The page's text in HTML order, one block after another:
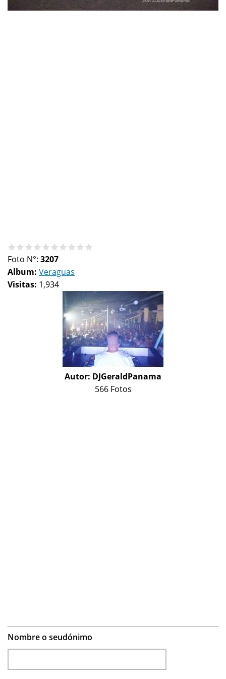
Foto N°: 3207
Album: Veraguas
Visitas: 1,934
Autor: DJGeraldPanama
566 Fotos
Nombre o seudónimo